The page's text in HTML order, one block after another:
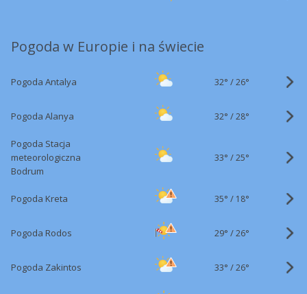
Pogoda w Europie i na świecie
Pogoda Antalya 32° /26°
Pogoda Alanya 32° /28°
Pogoda Stacja
meteorologiczna
Bodrum
33° /25°
Pogoda Kreta 35° / 18°
Pogoda Rodos 29° /26°
Pogoda Zakintos 33° /26°